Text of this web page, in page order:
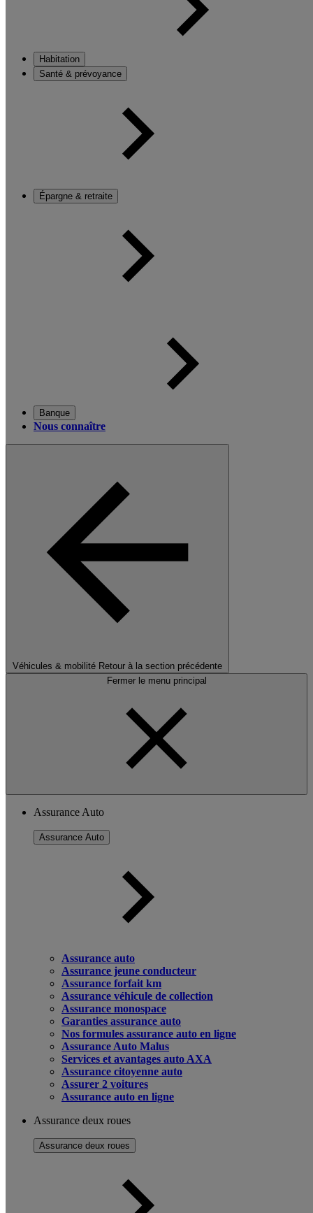
Habitation
Santé & prévoyance
Épargne & retraite
Banque
Nous connaître
Véhicules & mobilité Retour à la section précédente
Fermer le menu principal
Assurance Auto
Assurance Auto
Assurance auto
Assurance jeune conducteur
Assurance forfait km
Assurance véhicule de collection
Assurance monospace
Garanties assurance auto
Nos formules assurance auto en ligne
Assurance Auto Malus
Services et avantages auto AXA
Assurance citoyenne auto
Assurer 2 voitures
Assurance auto en ligne
Assurance deux roues
Assurance deux roues